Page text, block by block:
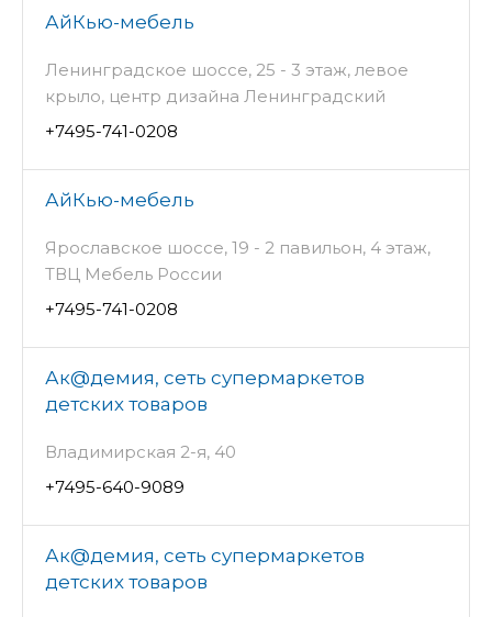
АйКью-мебель
Ленинградское шоссе, 25 - 3 этаж, левое
крыло, центр дизайна Ленинградский
+7495-741-0208
АйКью-мебель
Ярославское шоссе, 19 - 2 павильон, 4 этаж,
ТВЦ Мебель России
+7495-741-0208
Ак@демия, сеть супермаркетов
детских товаров
Владимирская 2-я, 40
+7495-640-9089
Ак@демия, сеть супермаркетов
детских товаров